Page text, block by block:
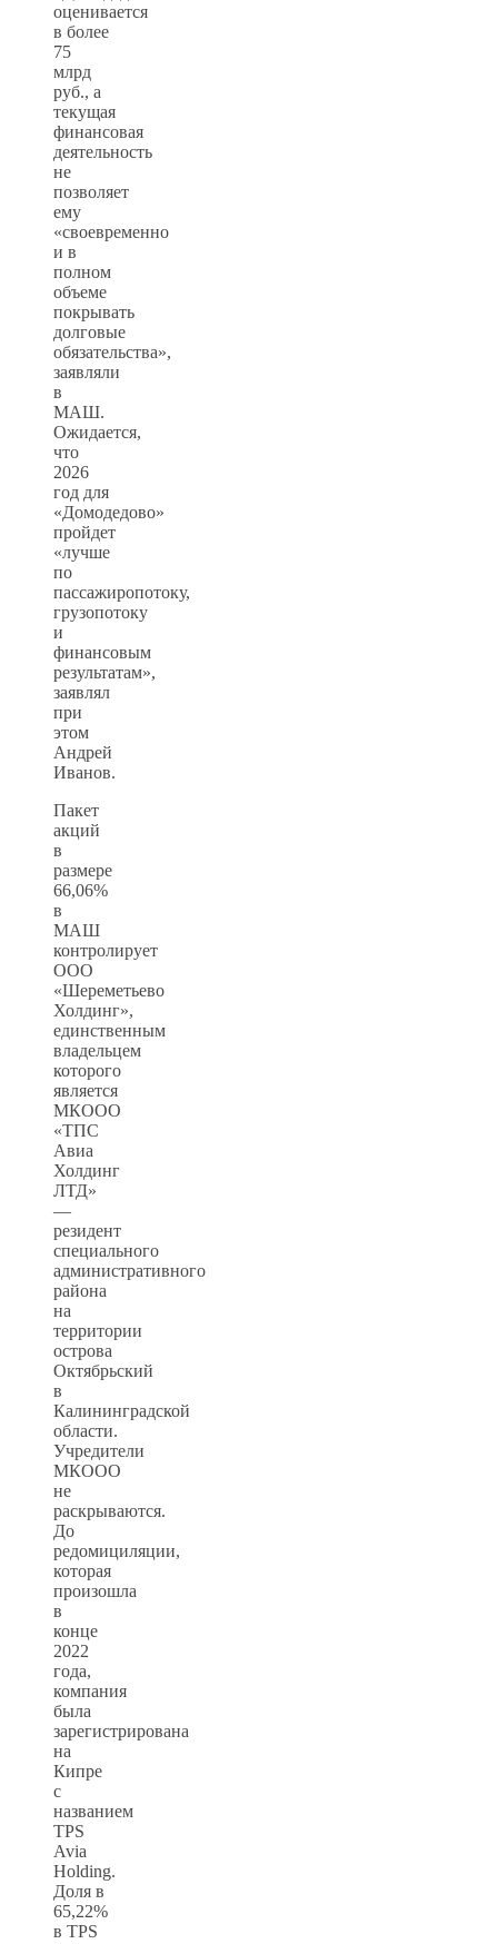
оценивается
в более
75
млрд
руб., а
текущая
финансовая
деятельность
не
позволяет
ему
«своевременно
и в
полном
объеме
покрывать
долговые
обязательства»,
заявляли
в
МАШ.
Ожидается,
что
2026
год для
«Домодедово»
пройдет
«лучше
по
пассажиропотоку,
грузопотоку
и
финансовым
результатам»,
заявлял
при
этом
Андрей
Иванов.
Пакет
акций
в
размере
66,06%
в
МАШ
контролирует
ООО
«Шереметьево
Холдинг»,
единственным
владельцем
которого
является
МКООО
«ТПС
Авиа
Холдинг
ЛТД»
—
резидент
специального
административного
района
на
территории
острова
Октябрьский
в
Калининградской
области.
Учредители
МКООО
не
раскрываются.
До
редомициляции,
которая
произошла
в
конце
2022
года,
компания
была
зарегистрирована
на
Кипре
с
названием
TPS
Avia
Holding.
Доля в
65,22%
в TPS